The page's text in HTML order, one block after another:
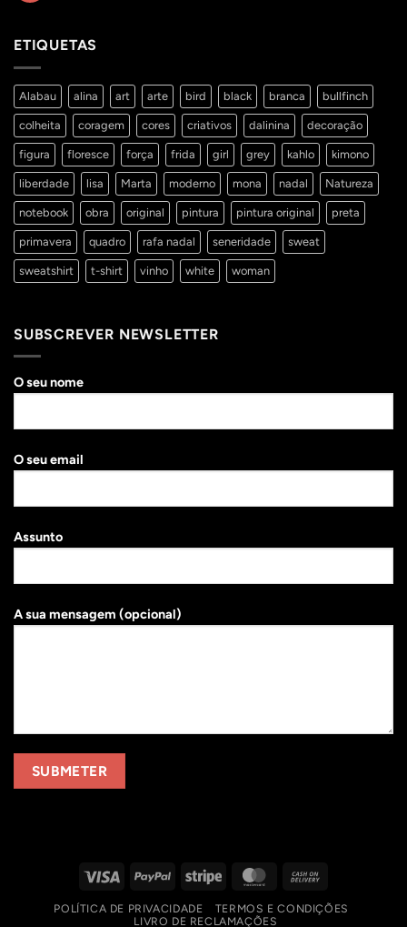
Roots
ETIQUETAS
Alabau alina art arte bird black branca bullfinch
colheita coragem cores criativos dalinina decoração
figura floresce força frida girl grey kahlo kimono
liberdade lisa Marta moderno mona nadal Natureza
notebook obra original pintura pintura original preta
primavera quadro rafa nadal seneridade sweat
sweatshirt t-shirt vinho white woman
SUBSCREVER NEWSLETTER
O seu nome
O seu email
Assunto
A sua mensagem (opcional)
Visa PayPal Stripe MasterCard
Delivery
POLÍTICA DE PRIVACIDADE
TERMOS E CONDIÇÕES
LIVRO DE RECLAMAÇÕES